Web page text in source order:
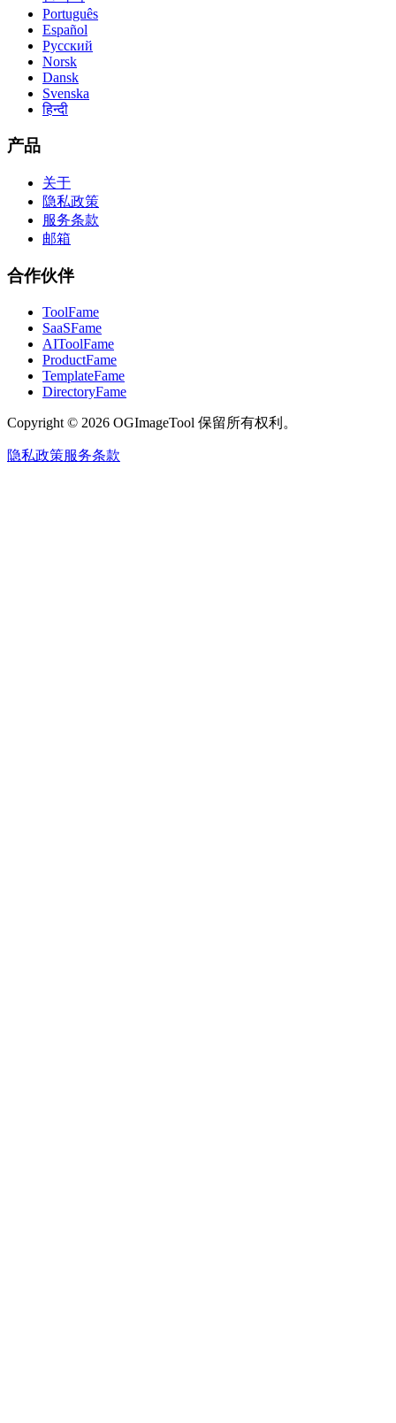
Português
Español
Русский
Norsk
Dansk
Svenska
हिन्दी
产品
关于
隐私政策
服务条款
邮箱
合作伙伴
ToolFame
SaaSFame
AIToolFame
ProductFame
TemplateFame
DirectoryFame
Copyright © 2026 OGImageTool 保留所有权利。
隐私政策服务条款